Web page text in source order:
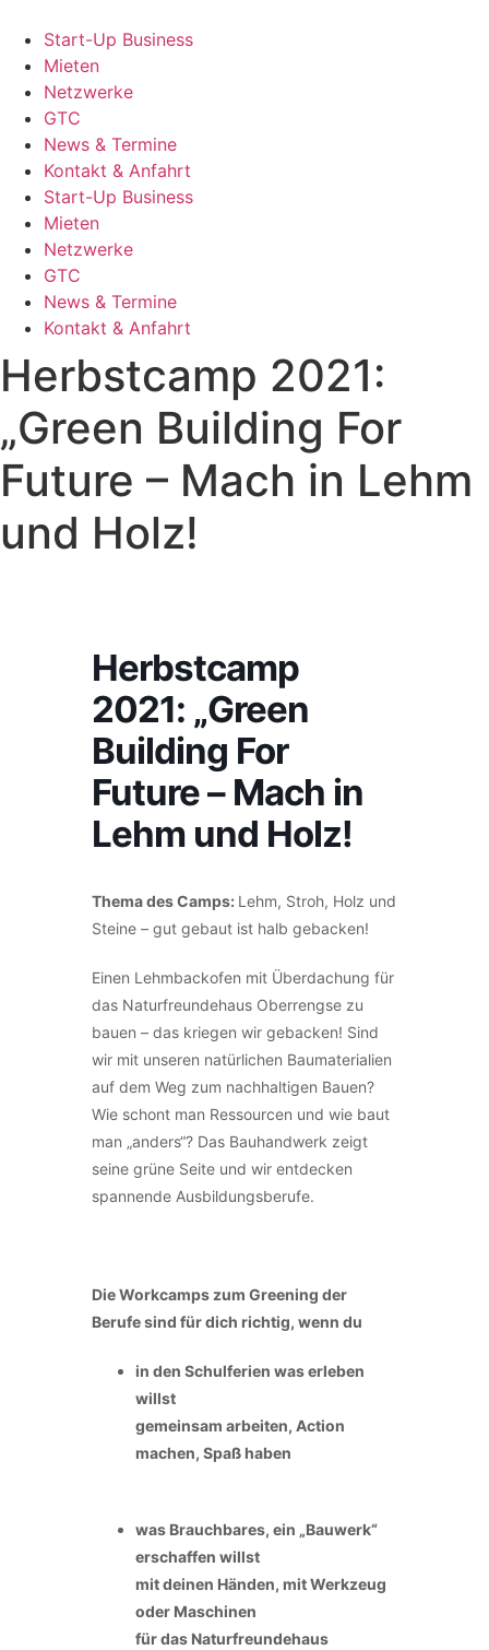
Inhalt
springen
Start-Up Business
Mieten
Netzwerke
GTC
News & Termine
Kontakt & Anfahrt
Start-Up Business
Mieten
Netzwerke
GTC
News & Termine
Kontakt & Anfahrt
Herbstcamp 2021:
„Green Building For
Future – Mach in Lehm
und Holz!
Herbstcamp
2021: „Green
Building For
Future – Mach in
Lehm und Holz!
Thema des Camps: Lehm, Stroh, Holz und
Steine – gut gebaut ist halb gebacken!
Einen Lehmbackofen mit Überdachung für
das Naturfreundehaus Oberrengse zu
bauen – das kriegen wir gebacken! Sind
wir mit unseren natürlichen Baumaterialien
auf dem Weg zum nachhaltigen Bauen?
Wie schont man Ressourcen und wie baut
man „anders“? Das Bauhandwerk zeigt
seine grüne Seite und wir entdecken
spannende Ausbildungsberufe.
Die Workcamps zum Greening der
Berufe sind für dich richtig, wenn du
in den Schulferien was erleben
willst
gemeinsam arbeiten, Action
machen, Spaß haben
was Brauchbares, ein „Bauwerk“
erschaffen willst
mit deinen Händen, mit Werkzeug
oder Maschinen
für das Naturfreundehaus